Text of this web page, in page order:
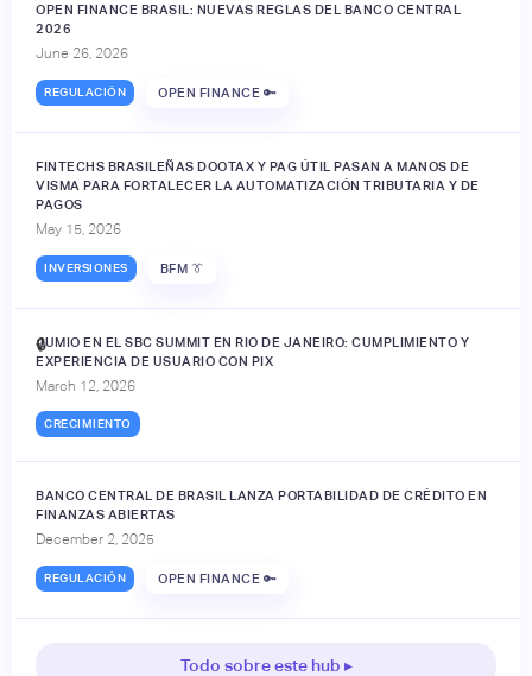
OPEN FINANCE BRASIL: NUEVAS REGLAS DEL BANCO CENTRAL
2026
June 26, 2026
REGULACIÓN OPEN FINANCE 🔑
FINTECHS BRASILEÑAS DOOTAX Y PAG ÚTIL PASAN A MANOS DE
VISMA PARA FORTALECER LA AUTOMATIZACIÓN TRIBUTARIA Y DE
PAGOS
May 15, 2026
INVERSIONES BFM 👔
JUMIO EN EL SBC SUMMIT EN RIO DE JANEIRO: CUMPLIMIENTO Y
EXPERIENCIA DE USUARIO CON PIX
March 12, 2026
CRECIMIENTO
🔒
BANCO CENTRAL DE BRASIL LANZA PORTABILIDAD DE CRÉDITO EN
FINANZAS ABIERTAS
December 2, 2025
REGULACIÓN OPEN FINANCE 🔑
Todo sobre este hub ▸